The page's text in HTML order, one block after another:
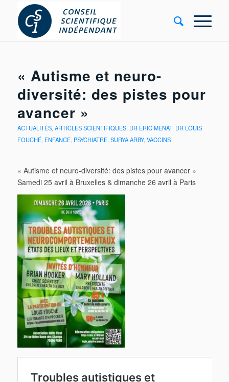
« Autisme et neuro-
diversité: des pistes pour
avancer »
ACTUALITÉS, ARTICLES SCIENTIFIQUES, DR ERIC MENAT, DR LOUIS
FOUCHÉ, ENFANCE, PSYCHIATRE, SURYA ARBY, VACCINS
« Autisme et neuro-diversité: des pistes pour avancer »
Samedi 25 avril à Bruxelles & dimanche 26 avril à Paris